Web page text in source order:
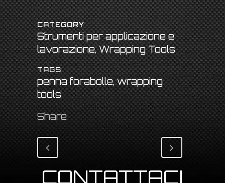
CATEGORY
Strumenti per applicazione e
lavorazione, Wrapping Tools
TAGS
penna forabolle, wrapping
tools
Share
CONTATTACI